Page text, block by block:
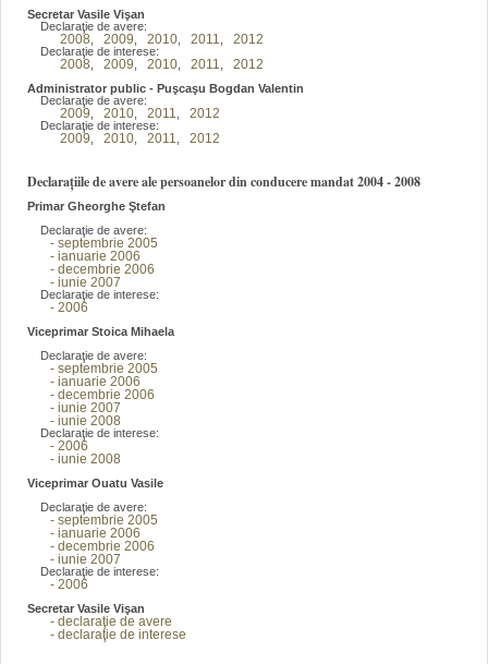
Secretar Vasile Vişan
Declaraţie de avere:
2008 2009 2010 2011 2012
Declaraţie de interese:
2008 2009 2010 2011 2012
Administrator public - Puşcaşu Bogdan Valentin
Declaraţie de avere:
2009 2010 2011 2012
Declaraţie de interese:
2009 2010 2011 2012
Declarațiile de avere ale persoanelor din conducere mandat 2004 - 2008
Primar Gheorghe Ştefan
Declaraţie de avere:
- septembrie 2005
- ianuarie 2006
- decembrie 2006
- iunie 2007
Declaraţie de interese:
- 2006
Viceprimar Stoica Mihaela
Declaraţie de avere:
- septembrie 2005
- ianuarie 2006
- decembrie 2006
- iunie 2007
- iunie 2008
Declaraţie de interese:
- 2006
- iunie 2008
Viceprimar Ouatu Vasile
Declaraţie de avere:
- septembrie 2005
- ianuarie 2006
- decembrie 2006
- iunie 2007
Declaraţie de interese:
- 2006
Secretar Vasile Vişan
- declaraţie de avere
- declaraţie de interese